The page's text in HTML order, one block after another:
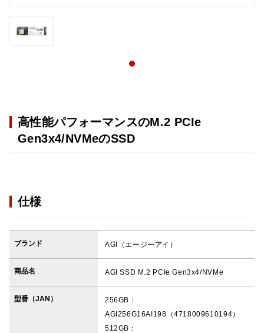
高性能パフォーマンスのM.2 PCIe
Gen3x4/NVMeのSSD
仕様
ブランド AGI（エージーアイ）
商品名 AGI SSD M.2 PCIe Gen3x4/NVMe
型番（JAN）
256GB：
AGI256G16AI198（4718009610194）
512GB：